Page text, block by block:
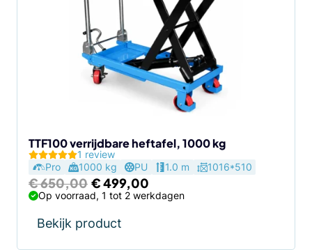
TTF100 verrijdbare heftafel, 1000 kg
1 review
Pro
1000 kg PU 1.0 m 1016*510
€650,00 Oorspronkelijke
prijs
was:
€ 650,00.
€499,00
prijs
Op voorraad, 1 tot 2 werkdagen
Bekijk product